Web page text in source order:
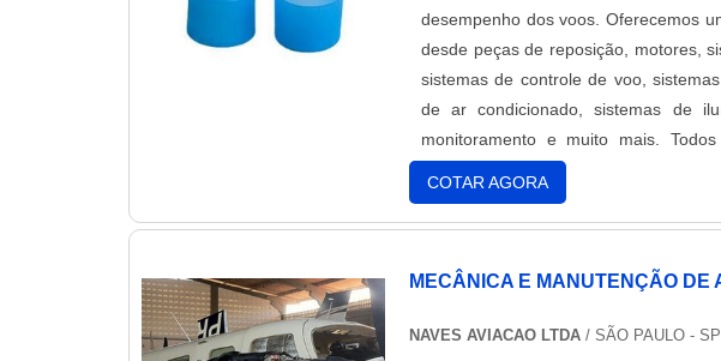
desempenho dos voos. Oferecemos
desde peças de reposição, motores,
sistemas de controle de voo,
de ar condicionado, sistemas de
monitoramento e muito mais.
fabricados com materiais de alta
rigorosas normas de segurança.
garantir a segurança e o desempenho
COTAR AGORA
MECÂNICA E MANUTENÇÃO DE
NAVES AVIACAO LTDA / SÃO PAULO - SP